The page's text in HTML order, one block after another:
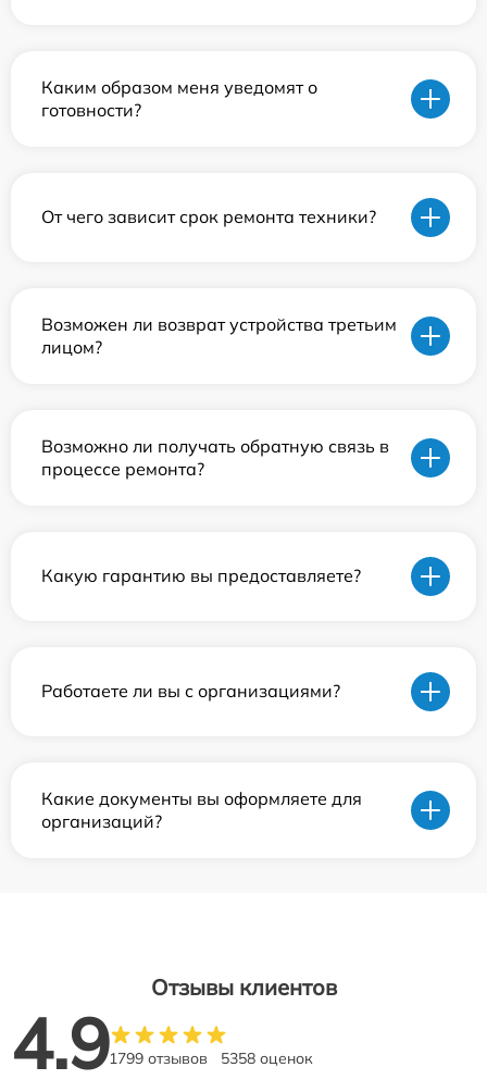
Каким образом меня уведомят о
готовности?
От чего зависит срок ремонта техники?
Возможен ли возврат устройства третьим
лицом?
Возможно ли получать обратную связь в
процессе ремонта?
Какую гарантию вы предоставляете?
Работаете ли вы с организациями?
Какие документы вы оформляете для
организаций?
Отзывы клиентов
4.91799 отзывов 5358 оценок